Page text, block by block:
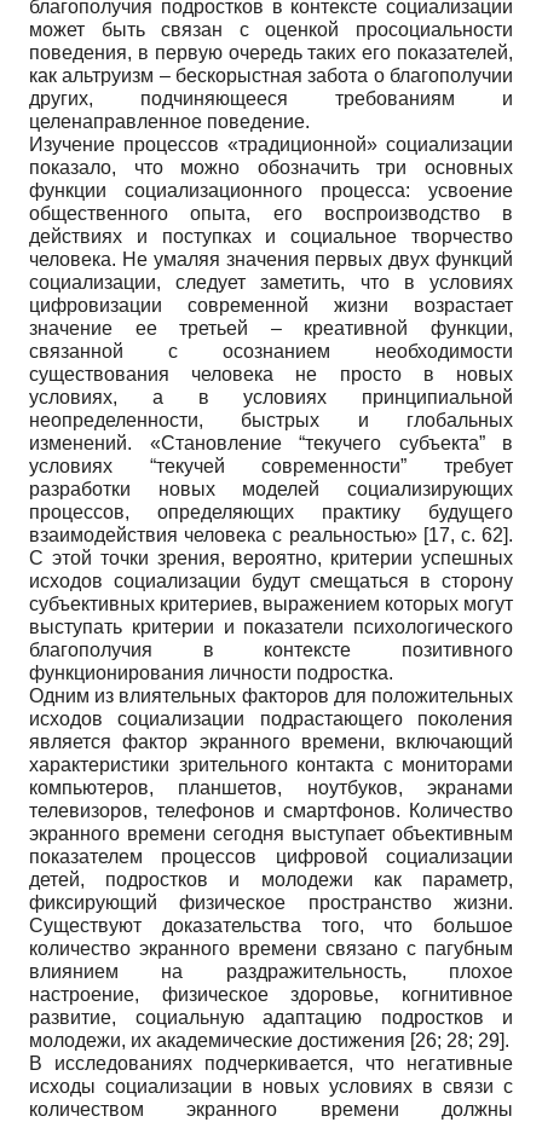
благополучия подростков в контексте социализации
может быть связан с оценкой просоциальности
поведения, в первую очередь таких его показателей,
как альтруизм – бескорыстная забота о благополучии
других, подчиняющееся требованиям и
целенаправленное поведение.
Изучение процессов «традиционной» социализации
показало, что можно обозначить три основных
функции социализационного процесса: усвоение
общественного опыта, его воспроизводство в
действиях и поступках и социальное творчество
человека. Не умаляя значения первых двух функций
социализации, следует заметить, что в условиях
цифровизации современной жизни возрастает
значение ее третьей – креативной функции,
связанной с осознанием необходимости
существования человека не просто в новых
условиях, а в условиях принципиальной
неопределенности, быстрых и глобальных
изменений. «Становление “текучего субъекта” в
условиях “текучей современности” требует
разработки новых моделей социализирующих
процессов, определяющих практику будущего
взаимодействия человека с реальностью» [17, с. 62].
С этой точки зрения, вероятно, критерии успешных
исходов социализации будут смещаться в сторону
субъективных критериев, выражением которых могут
выступать критерии и показатели психологического
благополучия в контексте позитивного
функционирования личности подростка.
Одним из влиятельных факторов для положительных
исходов социализации подрастающего поколения
является фактор экранного времени, включающий
характеристики зрительного контакта с мониторами
компьютеров, планшетов, ноутбуков, экранами
телевизоров, телефонов и смартфонов. Количество
экранного времени сегодня выступает объективным
показателем процессов цифровой социализации
детей, подростков и молодежи как параметр,
фиксирующий физическое пространство жизни.
Существуют доказательства того, что большое
количество экранного времени связано с пагубным
влиянием на раздражительность, плохое
настроение, физическое здоровье, когнитивное
развитие, социальную адаптацию подростков и
молодежи, их академические достижения [26; 28; 29].
В исследованиях подчеркивается, что негативные
исходы социализации в новых условиях в связи с
количеством экранного времени должны